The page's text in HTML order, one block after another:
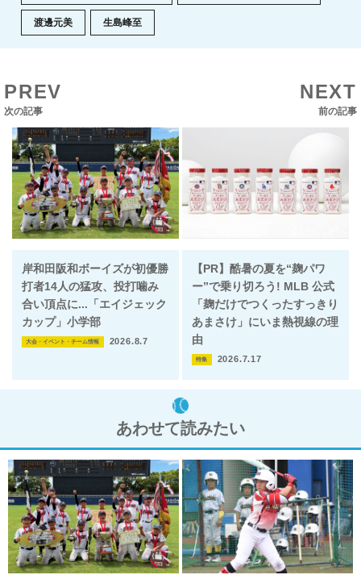
渡邊元美 生島峰至
PREV
次の記事
NEXT
前の記事
岸和田阪和ボーイズが初優勝
打者14人の猛攻、投打噛み
合い頂点に...「エイジェック
カップ」小学部
大会・イベント・チーム情報 2026.8.7
【PR】酷暑の夏を“麹パワ
ー”で乗り切ろう! MLB 公式
「麹だけでつくったすっきり
あまさけ」にいま熱視線の理
由
特集 2026.7.17
あわせて読みたい